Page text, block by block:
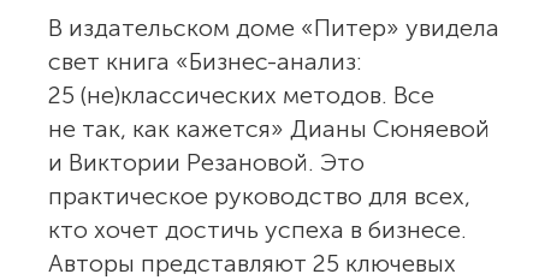
В издательском доме «Питер» увидела
свет книга «Бизнес-анализ:
25 (не)классических методов. Все
не так, как кажется» Дианы Сюняевой
и Виктории Резановой. Это
практическое руководство для всех,
кто хочет достичь успеха в бизнесе.
Авторы представляют 25 ключевых